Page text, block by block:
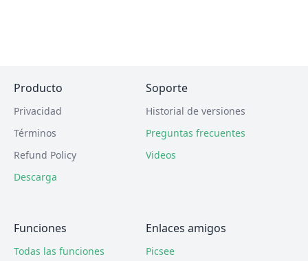
Producto
Privacidad
Términos
Refund Policy
Descarga
Soporte
Historial de versiones
Preguntas frecuentes
Videos
Funciones
Todas las funciones
Enlaces amigos
Picsee